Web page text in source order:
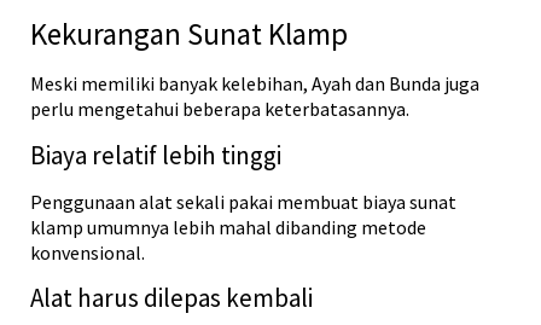
Kekurangan Sunat Klamp
Meski memiliki banyak kelebihan, Ayah dan Bunda juga
perlu mengetahui beberapa keterbatasannya.
Biaya relatif lebih tinggi
Penggunaan alat sekali pakai membuat biaya sunat
klamp umumnya lebih mahal dibanding metode
konvensional.
Alat harus dilepas kembali